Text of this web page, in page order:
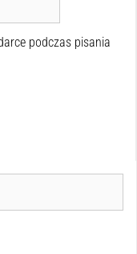
podczas pisania